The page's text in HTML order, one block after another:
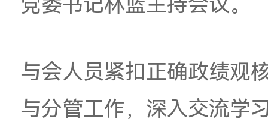
政绩观学习教育专题
中心组学习会，学校
党委书记林蓝主持会